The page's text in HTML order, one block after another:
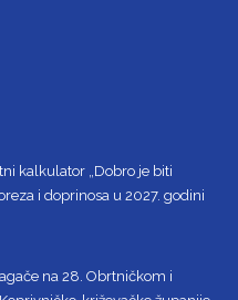
kalkulator „Dobro je biti
i doprinosa u 2027. godini
na 28. Obrtničkom i